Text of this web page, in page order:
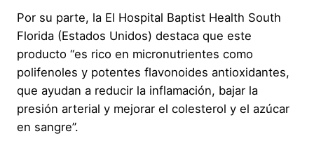
Por su parte, la El Hospital Baptist Health South
Florida (Estados Unidos) destaca que este
producto “es rico en micronutrientes como
polifenoles y potentes flavonoides antioxidantes,
que ayudan a reducir la inflamación, bajar la
presión arterial y mejorar el colesterol y el azúcar
en sangre”.